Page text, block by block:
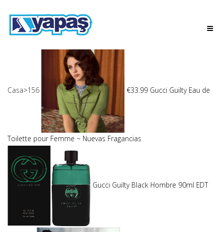
Casa>156 €33.99 Gucci Guilty Eau de
Toilette pour Femme ~ Nuevas Fragancias
Gucci Guilty Black Hombre 90ml EDT